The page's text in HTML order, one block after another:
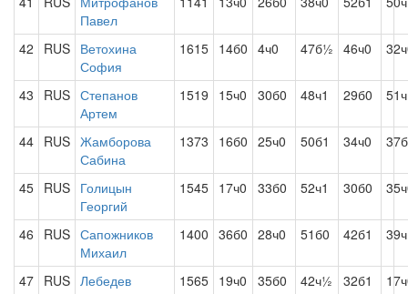
Павел
42 RUS Ветохина
София
1615 14б0 4ч0 47б½ 46ч0
43 RUS Степанов
Артем
1519 15ч0 30б0 48ч1 29б0
44 RUS Жамборова
Сабина
1373 16б0 25ч0 50б1 34ч0
45 RUS Голицын
Георгий
1545 17ч0 33б0 52ч1 30б0
46 RUS Сапожников
Михаил
1400 36б0 28ч0 51б0 42б1
47 RUS Лебедев
1565 19ч0 35б0 42ч½ 32б1